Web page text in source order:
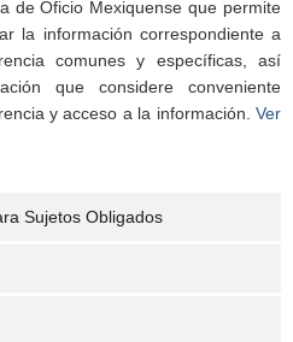
de Oficio Mexiquense que permite
la información correspondiente a
comunes y específicas, así
que considere conveniente
y acceso a la información. Ver
Sujetos Obligados